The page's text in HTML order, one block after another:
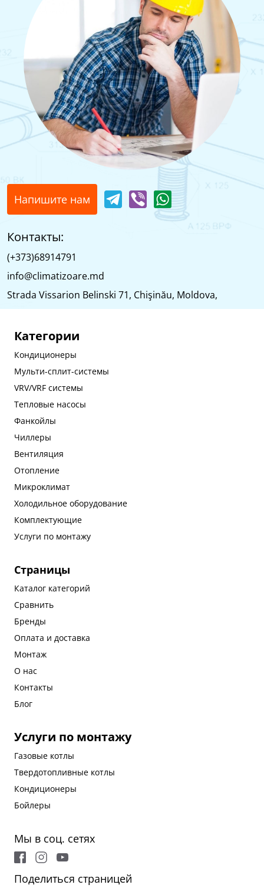
Напишите нам
Контакты:
(+373)68914791
info@climatizoare.md
Strada Vissarion Belinski 71, Chişinău, Moldova,
Категории
Кондиционеры
Мульти-сплит-системы
VRV/VRF системы
Тепловые насосы
Фанкойлы
Чиллеры
Вентиляция
Отопление
Микроклимат
Холодильное оборудование
Комплектующие
Услуги по монтажу
Страницы
Каталог категорий
Сравнить
Бренды
Оплата и доставка
Монтаж
О нас
Контакты
Блог
Услуги по монтажу
Газовые котлы
Твердотопливные котлы
Кондиционеры
Бойлеры
Мы в соц. сетях
Поделиться страницей